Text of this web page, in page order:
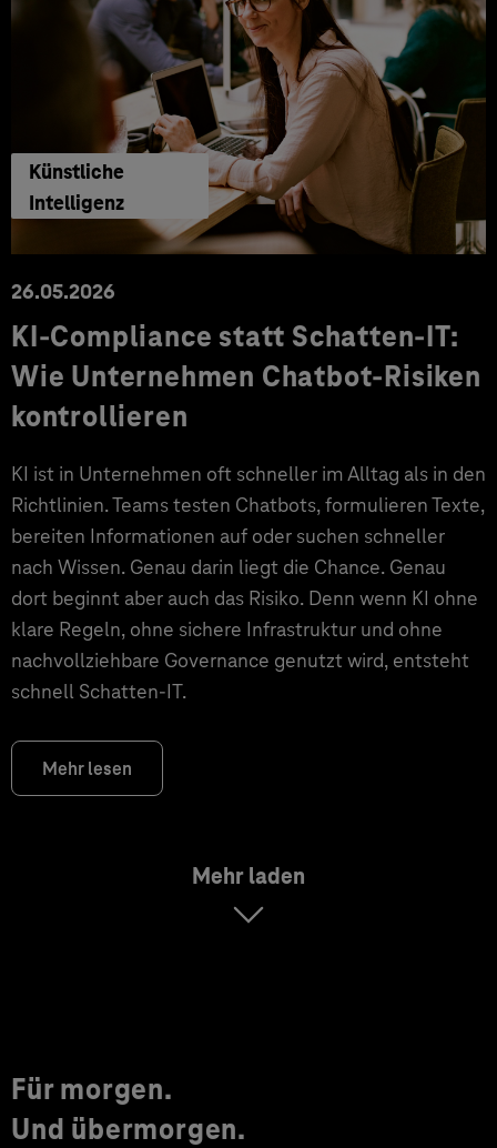
Künstliche
Intelligenz
26.05.2026
KI-Compliance statt Schatten-IT:
Wie Unternehmen Chatbot-Risiken
kontrollieren
KI ist in Unternehmen oft schneller im Alltag als in den
Richtlinien. Teams testen Chatbots, formulieren Texte,
bereiten Informationen auf oder suchen schneller
nach Wissen. Genau darin liegt die Chance. Genau
dort beginnt aber auch das Risiko. Denn wenn KI ohne
klare Regeln, ohne sichere Infrastruktur und ohne
nachvollziehbare Governance genutzt wird, entsteht
schnell Schatten-IT.
Mehr lesen
Mehr laden
Für morgen.
Und übermorgen.